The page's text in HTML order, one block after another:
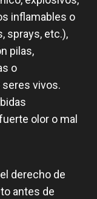
inflamables o
sprays, etc.),
pilas,
o
vivos.
olor o mal
derecho de
antes de